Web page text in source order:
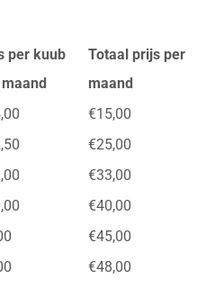
per kuub
Totaal prijs per
maand
€15,00
€25,00
€33,00
€40,00
€45,00
€48,00